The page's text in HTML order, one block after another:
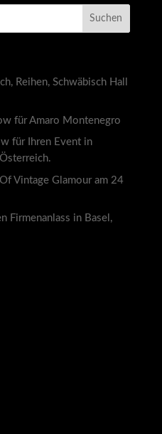
Reihen, Schwäbisch Hall
für Amaro Montenegro
für Ihren Event in
Vintage Glamour am 24
Firmenanlass in Basel,